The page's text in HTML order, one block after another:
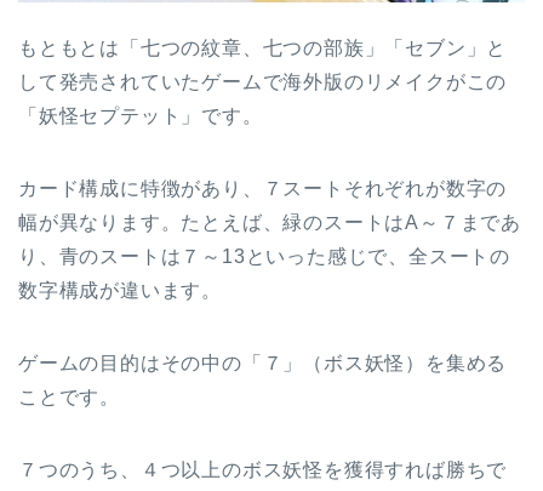
もともとは「七つの紋章、七つの部族」「セブン」と
して発売されていたゲームで海外版のリメイクがこの
「妖怪セプテット」です。
カード構成に特徴があり、７スートそれぞれが数字の
幅が異なります。たとえば、緑のスートはA～７まであ
り、青のスートは７～13といった感じで、全スートの
数字構成が違います。
ゲームの目的はその中の「７」（ボス妖怪）を集める
ことです。
７つのうち、４つ以上のボス妖怪を獲得すれば勝ちで